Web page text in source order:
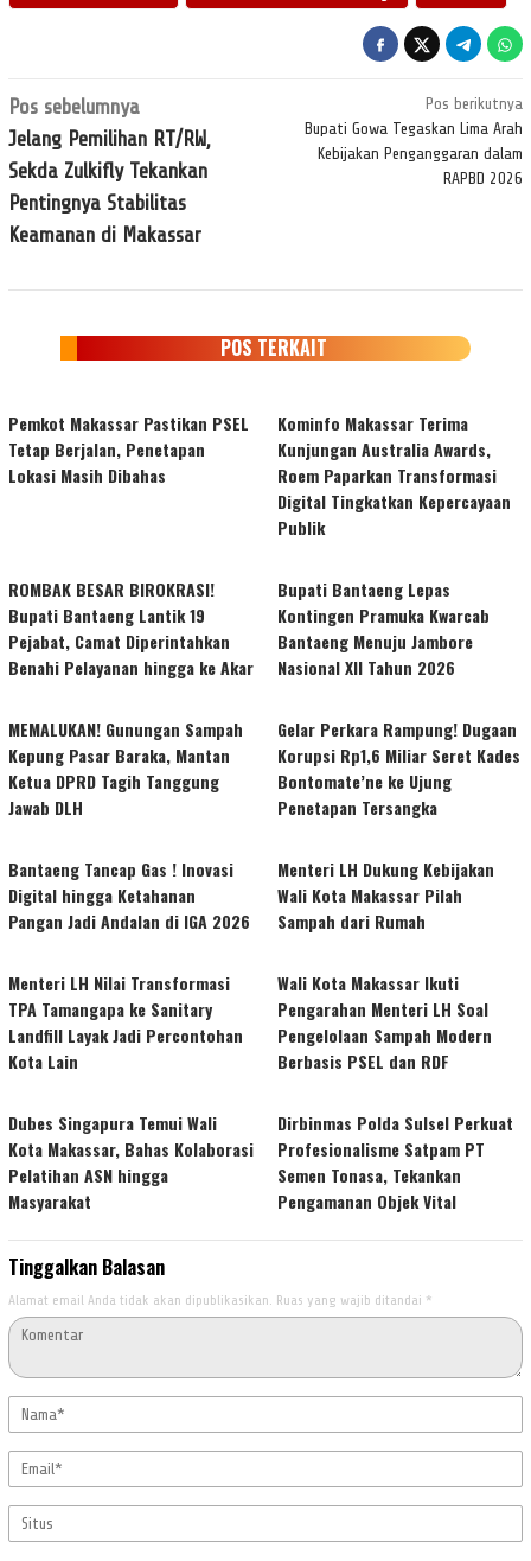
Navigasi
pos
Pos sebelumnya
Jelang Pemilihan RT/RW,
Sekda Zulkifly Tekankan
Pentingnya Stabilitas
Keamanan di Makassar
Pos berikutnya
Bupati Gowa Tegaskan Lima Arah
Kebijakan Penganggaran dalam
RAPBD 2026
POS TERKAIT
Pemkot Makassar Pastikan PSEL
Tetap Berjalan, Penetapan
Lokasi Masih Dibahas
Kominfo Makassar Terima
Kunjungan Australia Awards,
Roem Paparkan Transformasi
Digital Tingkatkan Kepercayaan
Publik
ROMBAK BESAR BIROKRASI!
Bupati Bantaeng Lantik 19
Pejabat, Camat Diperintahkan
Benahi Pelayanan hingga ke Akar
Bupati Bantaeng Lepas
Kontingen Pramuka Kwarcab
Bantaeng Menuju Jambore
Nasional XII Tahun 2026
MEMALUKAN! Gunungan Sampah
Kepung Pasar Baraka, Mantan
Ketua DPRD Tagih Tanggung
Jawab DLH
Gelar Perkara Rampung! Dugaan
Korupsi Rp1,6 Miliar Seret Kades
Bontomate’ne ke Ujung
Penetapan Tersangka
Bantaeng Tancap Gas ! Inovasi
Digital hingga Ketahanan
Pangan Jadi Andalan di IGA 2026
Menteri LH Dukung Kebijakan
Wali Kota Makassar Pilah
Sampah dari Rumah
Menteri LH Nilai Transformasi
TPA Tamangapa ke Sanitary
Landfill Layak Jadi Percontohan
Kota Lain
Wali Kota Makassar Ikuti
Pengarahan Menteri LH Soal
Pengelolaan Sampah Modern
Berbasis PSEL dan RDF
Dubes Singapura Temui Wali
Kota Makassar, Bahas Kolaborasi
Pelatihan ASN hingga
Masyarakat
Dirbinmas Polda Sulsel Perkuat
Profesionalisme Satpam PT
Semen Tonasa, Tekankan
Pengamanan Objek Vital
Tinggalkan Balasan
Alamat email Anda tidak akan dipublikasikan. Ruas yang wajib ditandai *